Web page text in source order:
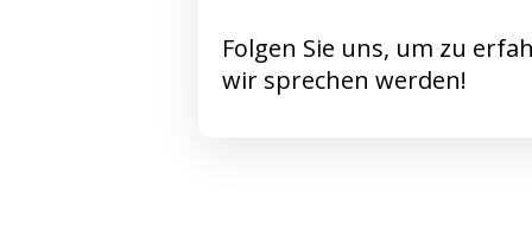
Folgen Sie uns, um zu
wir sprechen werden!